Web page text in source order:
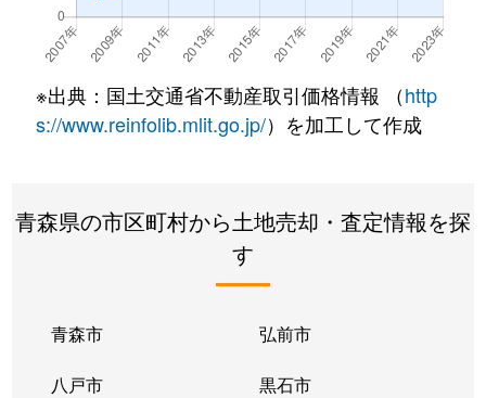
※出典：国土交通省不動産取引価格情報 （http
s://www.reinfolib.mlit.go.jp/）を加工して作成
青森県の市区町村から土地売却・査定情報を探
す
青森市 弘前市
八戸市 黒石市